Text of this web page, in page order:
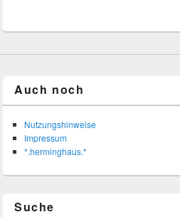
Auch noch
Nutzungshinweise
Impressum
*.herminghaus.*
Suche